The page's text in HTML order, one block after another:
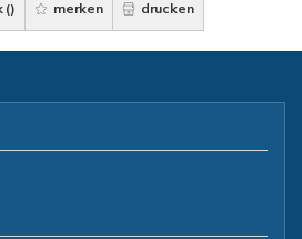
() merken drucken